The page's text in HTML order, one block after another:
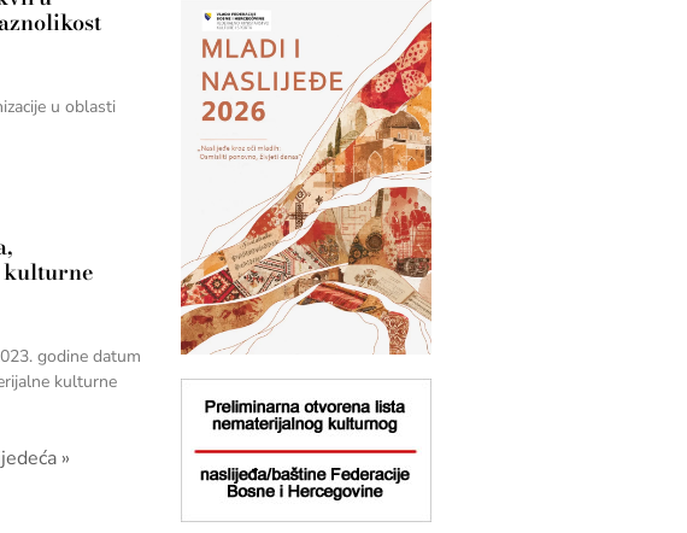
u oblasti
kulturne
godine datum
kulturne
»